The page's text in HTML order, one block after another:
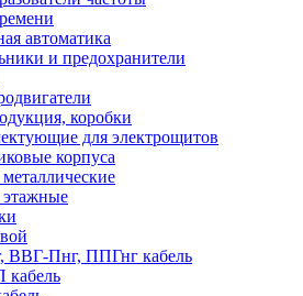
автоматика
и предохранители
коробки
для электрощитов
корпуса
ВВГ-Пнг, ППГнг кабель